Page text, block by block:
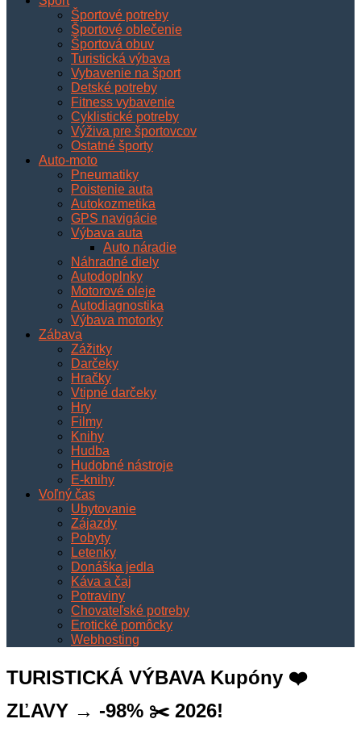
Športové potreby
Športové oblečenie
Športová obuv
Turistická výbava
Vybavenie na šport
Detské potreby
Fitness vybavenie
Cyklistické potreby
Výživa pre športovcov
Ostatné športy
Auto-moto
Pneumatiky
Poistenie auta
Autokozmetika
GPS navigácie
Výbava auta
Auto náradie
Náhradné diely
Autodoplnky
Motorové oleje
Autodiagnostika
Výbava motorky
Zábava
Zážitky
Darčeky
Hračky
Vtipné darčeky
Hry
Filmy
Knihy
Hudba
Hudobné nástroje
E-knihy
Voľný čas
Ubytovanie
Zájazdy
Pobyty
Letenky
Donáška jedla
Káva a čaj
Potraviny
Chovateľské potreby
Erotické pomôcky
Webhosting
TURISTICKÁ VÝBAVA Kupóny ❤️
ZĽAVY → -98% ✂️ 2026!